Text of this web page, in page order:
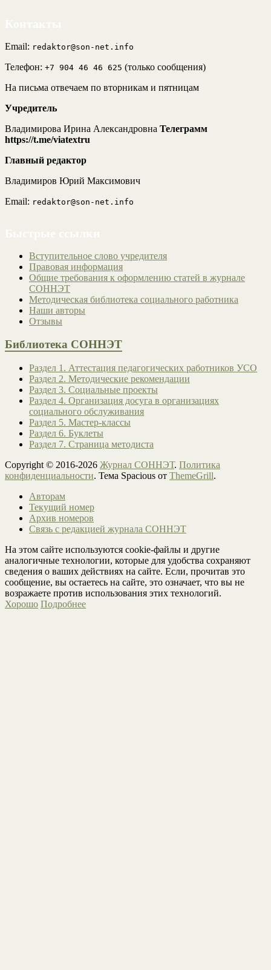
Email: redaktor@son-net.info
Телефон: +7 904 46 46 625 (только сообщения)
На письма отвечаем по вторникам и пятницам
Учредитель
Владимирова Ирина Александровна Телеграмм
https://t.me/viatextru
Главный редактор
Владимиров Юрий Максимович
Email: redaktor@son-net.info
Вступительное слово учредителя
Правовая информация
Общие требования к оформлению статей в журнале
СОННЭТ
Методическая библиотека социального работника
Наши авторы
Отзывы
Библиотека СОННЭТ
Раздел 1. Аттестация педагогических работников УСО
Раздел 2. Методические рекомендации
Раздел 3. Социальные проекты
Раздел 4. Организация досуга в организациях
социального обслуживания
Раздел 5. Мастер-классы
Раздел 6. Буклеты
Раздел 7. Страница методиста
Copyright © 2016-2026 Журнал СОННЭТ. Политика
конфиденциальности. Тема Spacious от ThemeGrill.
Авторам
Текущий номер
Архив номеров
Связь с редакцией журнала СОННЭТ
На этом сайте используются cookie-файлы и другие
аналогичные технологии, которые для удобства сохраняют
сведения о ваших действиях на сайте. Если, прочитав это
сообщение, вы остаетесь на сайте, это означает, что вы не
возражаете против использования этих технологий.
Хорошо Подробнее